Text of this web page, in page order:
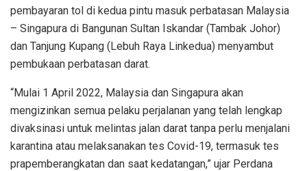
pembayaran tol di kedua pintu masuk perbatasan Malaysia
– Singapura di Bangunan Sultan Iskandar (Tambak Johor)
dan Tanjung Kupang (Lebuh Raya Linkedua) menyambut
pembukaan perbatasan darat.
“Mulai 1 April 2022, Malaysia dan Singapura akan
mengizinkan semua pelaku perjalanan yang telah lengkap
divaksinasi untuk melintas jalan darat tanpa perlu menjalani
karantina atau melaksanakan tes Covid-19, termasuk tes
prapemberangkatan dan saat kedatangan,” ujar Perdana